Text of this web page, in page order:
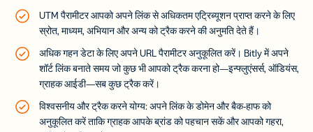
UTM पैरामीटर आपको अपने लिंक से अधिकतम एट्रिब्यूशन प्राप्त करने के लिए
स्रोत, माध्यम, अभियान और अन्य को ट्रैक करने की अनुमति देते हैं।
अधिक गहन डेटा के लिए अपने URL पैरामीटर अनुकूलित करें। Bitly में अपने
शॉर्ट लिंक बनाते समय जो कुछ भी आपको ट्रैक करना हो—इन्फ्लुएंसर्स, ऑडियंस,
ग्राहक आईडी—सब कुछ ट्रैक करें।
विश्वसनीय और ट्रैक करने योग्य: अपने लिंक के डोमेन और बैक-हाफ को
अनुकूलित करें ताकि ग्राहक आपके ब्रांड को पहचान सकें और आपको गहरा,